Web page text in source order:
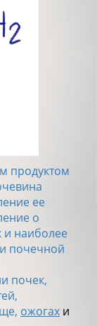
продуктом
ее
о
и наиболее
почечной
почек,
ожогах и